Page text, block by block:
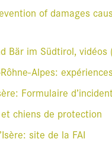
of damages
Bär im Süd­ti­rol, vidéos
Alpes:
For­mu­laire
chiens de pro­tec­tion
site de la FAI